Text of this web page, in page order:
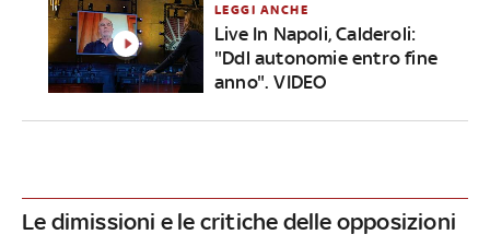
LEGGI ANCHE
Live In Napoli, Calderoli:
"Ddl autonomie entro fine
anno". VIDEO
Le dimissioni e le critiche delle opposizioni